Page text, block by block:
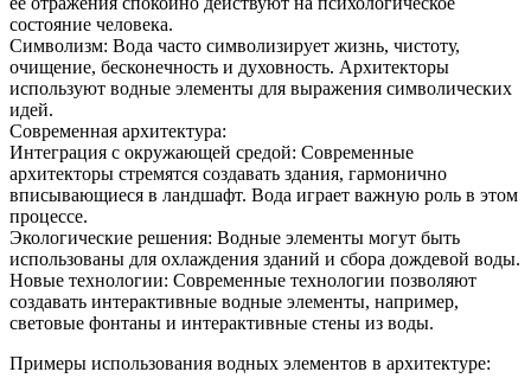
состояние человека.
Символизм: Вода часто символизирует жизнь, чистоту,
очищение, бесконечность и духовность. Архитекторы
используют водные элементы для выражения символических
идей.
Современная архитектура:
Интеграция с окружающей средой: Современные
архитекторы стремятся создавать здания, гармонично
вписывающиеся в ландшафт. Вода играет важную роль в этом
процессе.
Экологические решения: Водные элементы могут быть
использованы для охлаждения зданий и сбора дождевой воды.
Новые технологии: Современные технологии позволяют
создавать интерактивные водные элементы, например,
световые фонтаны и интерактивные стены из воды.
Примеры использования водных элементов в архитектуре: